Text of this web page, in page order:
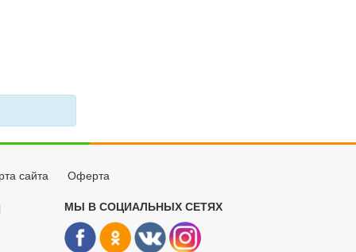
сайта Оферта
МЫ В СОЦИАЛЬНЫХ СЕТЯХ